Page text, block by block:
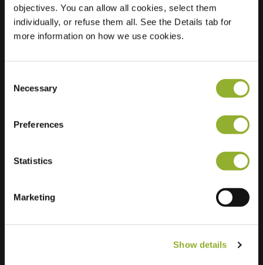
objectives. You can allow all cookies, select them
individually, or refuse them all. See the Details tab for
more information on how we use cookies.
Selection
Necessary
Preferences
Statistics
Marketing
Show details
Stirumstraat 1
2361 VM Warmond
Niederlande
Zusätzliche Informationen